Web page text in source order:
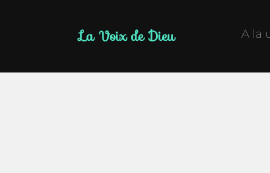
La Voix de Dieu A la